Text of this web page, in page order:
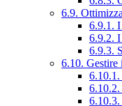
6.9.
6.9.1.
6.9.2.
6.9.3.
6.10. Gestire
6.10.1.